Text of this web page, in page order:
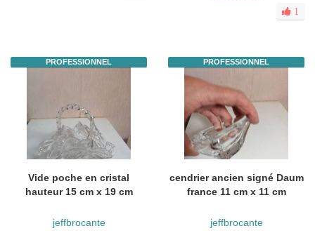
1
PROFESSIONNEL
Vide poche en cristal
hauteur 15 cm x 19 cm
jeffbrocante
PROFESSIONNEL
cendrier ancien signé Daum
france 11 cm x 11 cm
jeffbrocante